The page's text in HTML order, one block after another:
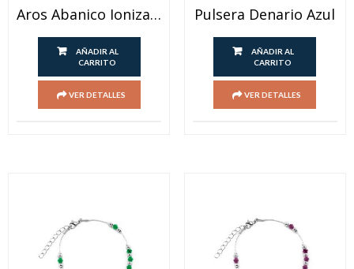
Aros Abanico Ionizado
AÑADIR AL
CARRITO
VER DETALLES
Pulsera Denario Azul
AÑADIR AL
CARRITO
VER DETALLES